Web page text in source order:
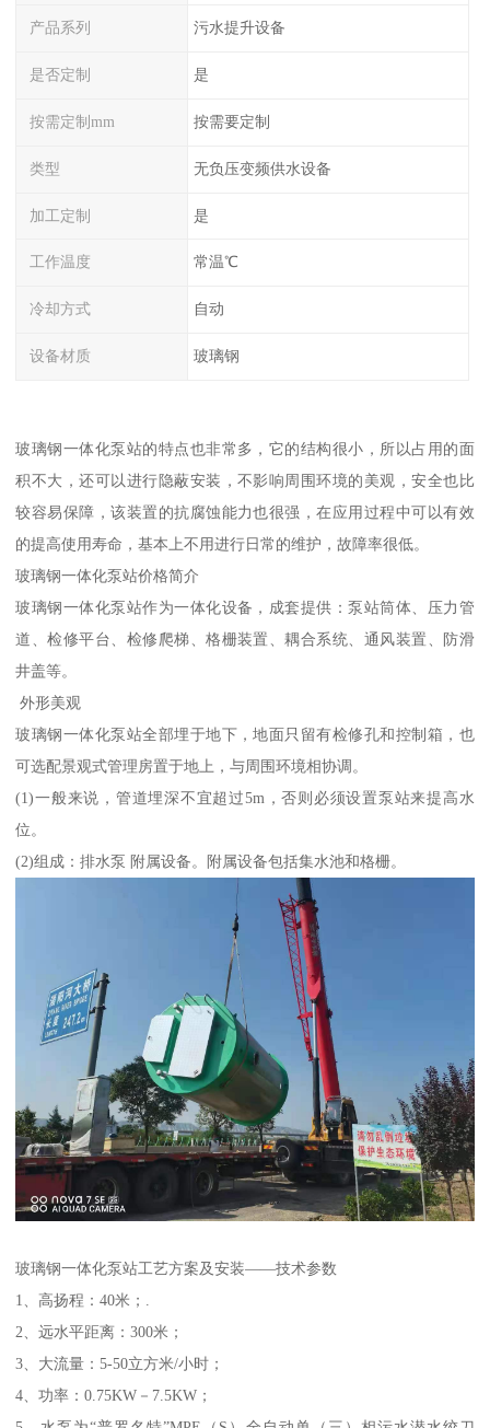
产品系列 污水提升设备
是否定制 是
按需定制mm 按需要定制
类型 无负压变频供水设备
加工定制 是
工作温度 常温℃
冷却方式 自动
设备材质 玻璃钢
玻璃钢一体化泵站的特点也非常多，它的结构很小，所以占用的面
积不大，还可以进行隐蔽安装，不影响周围环境的美观，安全也比
较容易保障，该装置的抗腐蚀能力也很强，在应用过程中可以有效
的提高使用寿命，基本上不用进行日常的维护，故障率很低。
玻璃钢一体化泵站价格简介
玻璃钢一体化泵站作为一体化设备，成套提供：泵站筒体、压力管
道、检修平台、检修爬梯、格栅装置、耦合系统、通风装置、防滑
井盖等。
外形美观
玻璃钢一体化泵站全部埋于地下，地面只留有检修孔和控制箱，也
可选配景观式管理房置于地上，与周围环境相协调。
(1)一般来说，管道埋深不宜超过5m，否则必须设置泵站来提高水
位。
(2)组成：排水泵 附属设备。附属设备包括集水池和格栅。
玻璃钢一体化泵站工艺方案及安装——技术参数
1、高扬程：40米；.
2、远水平距离：300米；
3、大流量：5-50立方米/小时；
4、功率：0.75KW－7.5KW；